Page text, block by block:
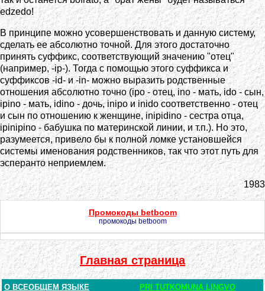
edzedo!
В принципе можно усовершенствовать и данную систему,
сделать ее абсолютно точной. Для этого достаточно
принять суффикс, соответствующий значению "отец"
(например, -ip-). Тогда с помощью этого суффикса и
суффиксов -id- и -in- можно выразить родственные
отношения абсолютно точно (ipo - отец, ino - мать, ido - сын,
ipino - мать, idino - дочь, inipo и inido соответственно - отец
и сын по отношению к женщине, inipidino - сестра отца,
ipinipino - бабушка по материнской линии, и т.п.). Но это,
разумеется, привело бы к полной ломке установшейся
системы именования родственников, так что этот путь для
эсперанто неприемлем.
1983
Промокоды betboom
промокоды betboom
Главная страница
О ВСЕОБЩЕМ ЯЗЫКЕ
PRI TUTKOMUNA LINGVO